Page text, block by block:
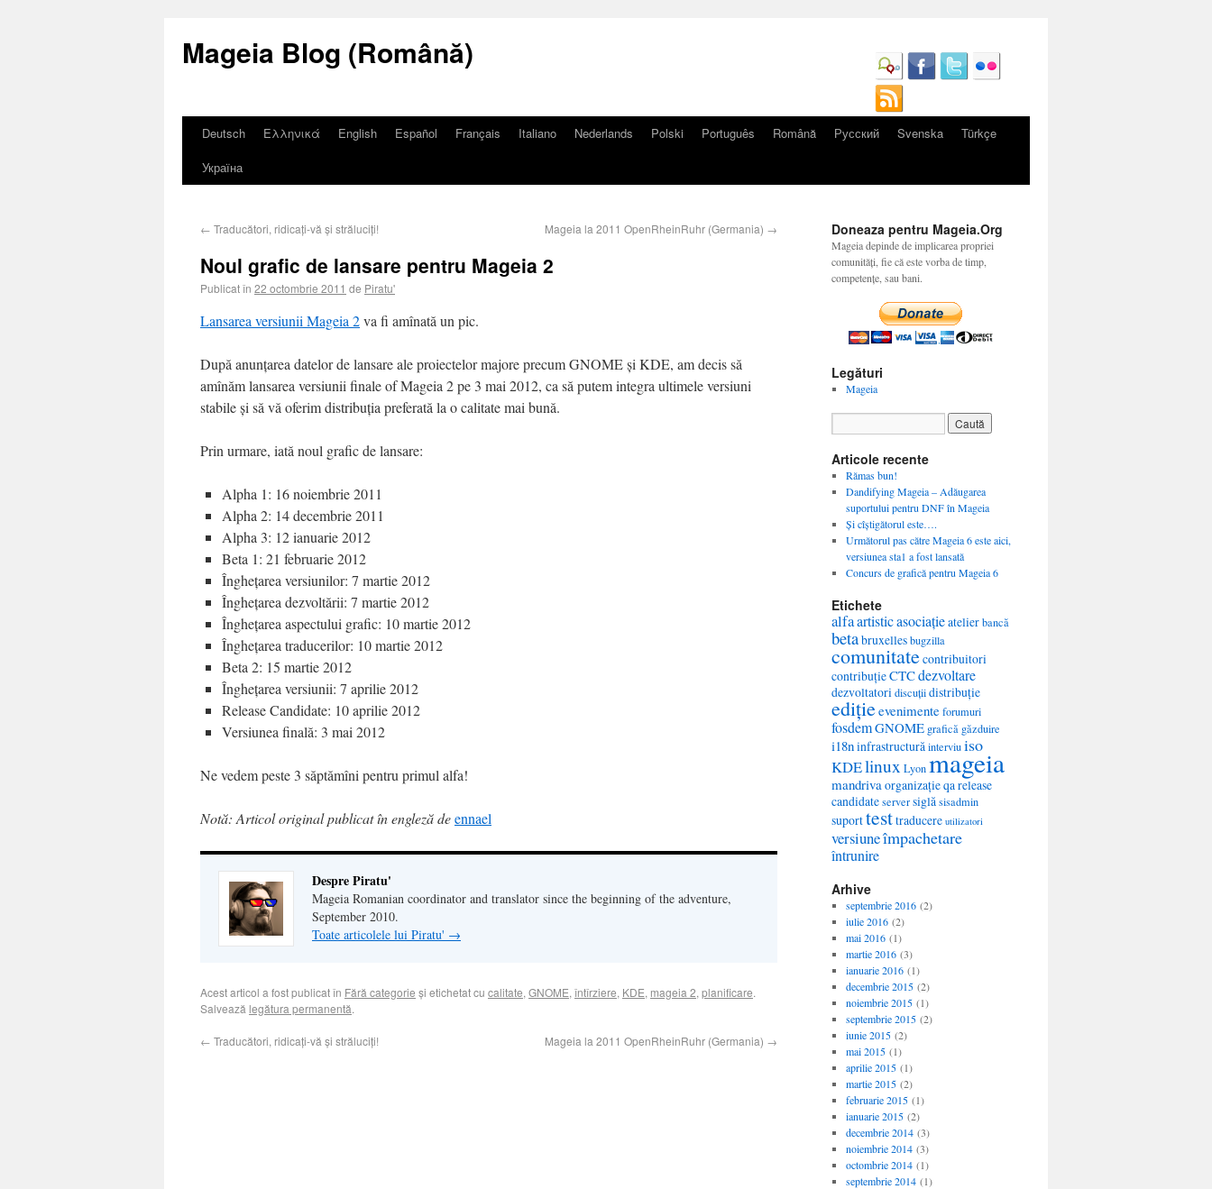
Mageia Blog (Română)
Deutsch Ελληνικά English Español Français Italiano Nederlands Polski Português Română Русский Svenska
Türkçe
Україна
← Traducători, ridicați-vă și străluciți! Mageia la 2011 OpenRheinRuhr (Germania) →
Noul grafic de lansare pentru Mageia 2
Publicat în 22 octombrie 2011 de Piratu'
Lansarea versiunii Mageia 2va fi amînată un pic.
După anunțarea datelor de lansare ale proiectelor majore precum GNOME și KDE, am decis să
amînăm lansarea versiunii finale of Mageia 2 pe 3 mai 2012, ca să putem integra ultimele versiuni
stabile și să vă oferim distribuția preferată la o calitate mai bună.
Prin urmare, iată noul grafic de lansare:
Alpha 1: 16 noiembrie 2011
Alpha 2: 14 decembrie 2011
Alpha 3: 12 ianuarie 2012
Beta 1: 21 februarie 2012
Înghețarea versiunilor: 7 martie 2012
Înghețarea dezvoltării: 7 martie 2012
Înghețarea aspectului grafic: 10 martie 2012
Înghețarea traducerilor: 10 martie 2012
Beta 2: 15 martie 2012
Înghețarea versiunii: 7 aprilie 2012
Release Candidate: 10 aprilie 2012
Versiunea finală: 3 mai 2012
Ne vedem peste 3 săptămîni pentru primul alfa!
Notă: Articol original publicat în engleză deennael
Despre Piratu'
Mageia Romanian coordinator and translator since the beginning of the adventure,
September 2010.
Toate articolele lui Piratu' →
Acest articol a fost publicat în Fără categorie și etichetat cu calitate, GNOME, întîrziere, KDE, mageia 2, planificare.
Salvează legătura permanentă.
← Traducători, ridicați-vă și străluciți! Mageia la 2011 OpenRheinRuhr (Germania) →
Doneaza pentru Mageia.Org
Mageia depinde de implicarea propriei
comunități, fie că este vorba de timp,
competențe, sau bani.
Legături
Mageia
Articole recente
Rămas bun!
Dandifying Mageia – Adăugarea
suportului pentru DNF în Mageia
Și cîștigătorul este….
Următorul pas către Mageia 6 este aici,
versiunea sta1 a fost lansată
Concurs de grafică pentru Mageia 6
Etichete
alfaartisticasociațieatelierbancă
betabruxellesbugzilla
comunitatecontribuitori
contribuțieCTCdezvoltare
dezvoltatoridiscuțiidistribuție
edițieevenimenteforumuri
fosdemGNOME grafică găzduire
i18ninfrastructurăinterviuiso
KDElinux Lyonmageia
mandrivaorganizațieqarelease
candidateserversiglăsisadmin
suporttesttraducere utilizatori
versiuneîmpachetare
întrunire
Arhive
septembrie 2016(2)
iulie 2016(2)
mai 2016(1)
martie 2016(3)
ianuarie 2016(1)
decembrie 2015(2)
noiembrie 2015(1)
septembrie 2015(2)
iunie 2015(2)
mai 2015(1)
aprilie 2015(1)
martie 2015(2)
februarie 2015(1)
ianuarie 2015(2)
decembrie 2014(3)
noiembrie 2014(3)
octombrie 2014(1)
septembrie 2014(1)